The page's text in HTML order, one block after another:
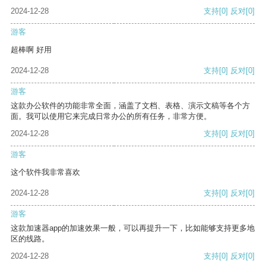
2024-12-28
支持[0] 反对[0]
游客
超棒啊 好用
2024-12-28 支持[0] 反对[0]
游客
这款办公软件的功能非常全面，涵盖了文档、表格、演示文稿等各个方
面。我可以使用它来完成日常办公的所有任务，非常方便。
2024-12-28
支持[0] 反对[0]
游客
这个软件我非常喜欢
2024-12-28 支持[0] 反对[0]
游客
这款加速器app的加速效果一般，可以再提升一下，比如能够支持更多地
区的线路。
2024-12-28
支持[0] 反对[0]